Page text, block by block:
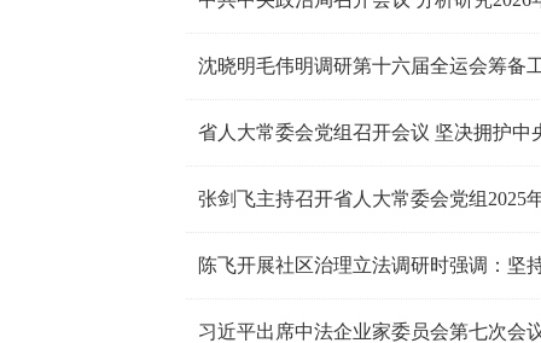
沈晓明毛伟明调研第十六届全运会筹备
张剑飞主持召开省人大常委会党组2025
习近平出席中法企业家委员会第七次会